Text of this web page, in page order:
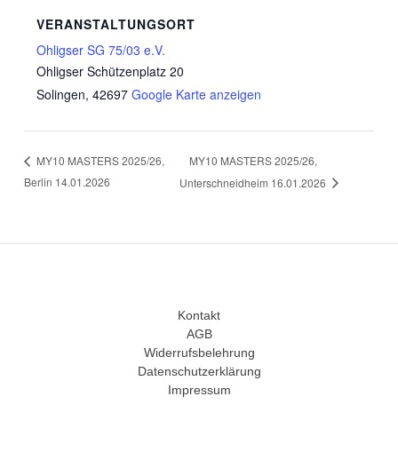
VERANSTALTUNGSORT
Ohligser SG 75/03 e.V.
Ohligser Schützenplatz 20
Solingen, 42697 Google Karte anzeigen
MY10 MASTERS 2025/26,
Berlin 14.01.2026
MY10 MASTERS 2025/26,
Unterschneidheim 16.01.2026
Kontakt
AGB
Widerrufsbelehrung
Datenschutzerklärung
Impressum